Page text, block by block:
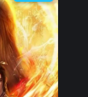
112
119
126
133